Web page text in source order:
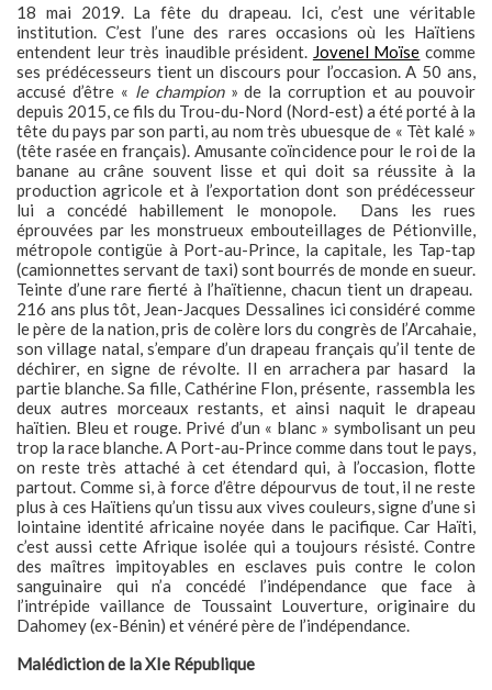
18 mai 2019. La fête du drapeau. Ici, c’est une véritable
institution. C’est l’une des rares occasions où les Haïtiens
entendent leur très inaudible président. Jovenel Moïse comme
ses prédécesseurs tient un discours pour l’occasion. A 50 ans,
accusé d’être « le champion» de la corruption et au pouvoir
depuis 2015, ce fils du Trou-du-Nord (Nord-est) a été porté à la
tête du pays par son parti, au nom très ubuesque de « Tèt kalé »
(tête rasée en français). Amusante coïncidence pour le roi de la
banane au crâne souvent lisse et qui doit sa réussite à la
production agricole et à l’exportation dont son prédécesseur
lui a concédé habillement le monopole. Dans les rues
éprouvées par les monstrueux embouteillages de Pétionville,
métropole contigüe à Port-au-Prince, la capitale, les Tap-tap
(camionnettes servant de taxi) sont bourrés de monde en sueur.
Teinte d’une rare fierté à l’haïtienne, chacun tient un drapeau.
216 ans plus tôt, Jean-Jacques Dessalines ici considéré comme
le père de la nation, pris de colère lors du congrès de l’Arcahaie,
son village natal, s’empare d’un drapeau français qu’il tente de
déchirer, en signe de révolte. Il en arrachera par hasard la
partie blanche. Sa fille, Cathérine Flon, présente, rassembla les
deux autres morceaux restants, et ainsi naquit le drapeau
haïtien. Bleu et rouge. Privé d’un « blanc » symbolisant un peu
trop la race blanche. A Port-au-Prince comme dans tout le pays,
on reste très attaché à cet étendard qui, à l’occasion, flotte
partout. Comme si, à force d’être dépourvus de tout, il ne reste
plus à ces Haïtiens qu’un tissu aux vives couleurs, signe d’une si
lointaine identité africaine noyée dans le pacifique. Car Haïti,
c’est aussi cette Afrique isolée qui a toujours résisté. Contre
des maîtres impitoyables en esclaves puis contre le colon
sanguinaire qui n’a concédé l’indépendance que face à
l’intrépide vaillance de Toussaint Louverture, originaire du
Dahomey (ex-Bénin) et vénéré père de l’indépendance.
Malédiction de la XIe République